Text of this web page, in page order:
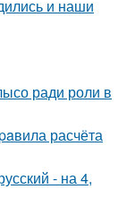
и наши
ради роли в
расчёта
- на 4,